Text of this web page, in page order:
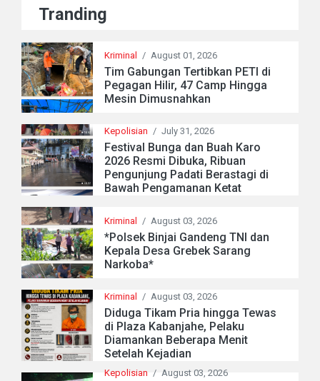
Tranding
Kriminal / August 01, 2026
Tim Gabungan Tertibkan PETI di
Pegagan Hilir, 47 Camp Hingga
Mesin Dimusnahkan
Kepolisian / July 31, 2026
Festival Bunga dan Buah Karo
2026 Resmi Dibuka, Ribuan
Pengunjung Padati Berastagi di
Bawah Pengamanan Ketat
Kriminal / August 03, 2026
*Polsek Binjai Gandeng TNI dan
Kepala Desa Grebek Sarang
Narkoba*
Kriminal / August 03, 2026
Diduga Tikam Pria hingga Tewas
di Plaza Kabanjahe, Pelaku
Diamankan Beberapa Menit
Setelah Kejadian
Kepolisian / August 03, 2026